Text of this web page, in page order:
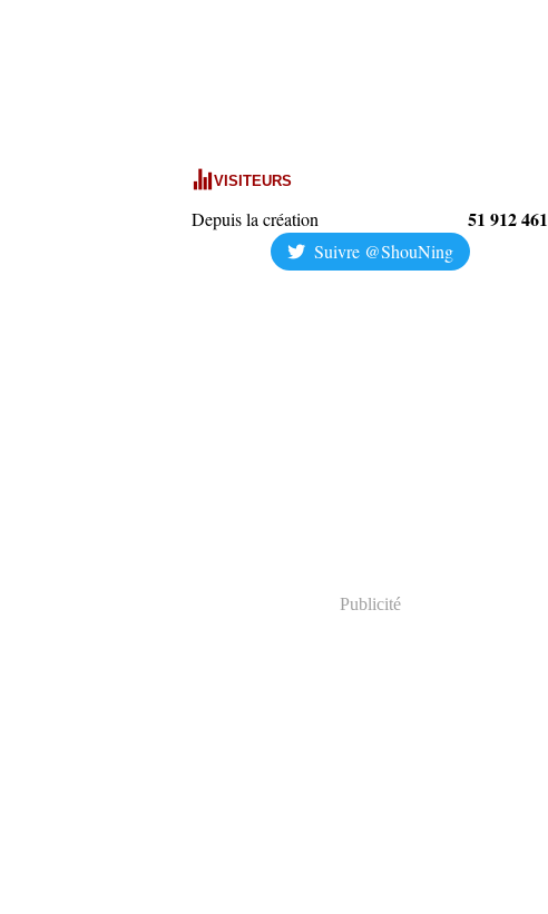
VISITEURS
Depuis la création 51 912 461
Suivre @ShouNing
Publicité